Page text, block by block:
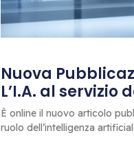
Nuova
L’I.A. al servizio
È online il nuovo articolo
ruolo dell’intelligenza